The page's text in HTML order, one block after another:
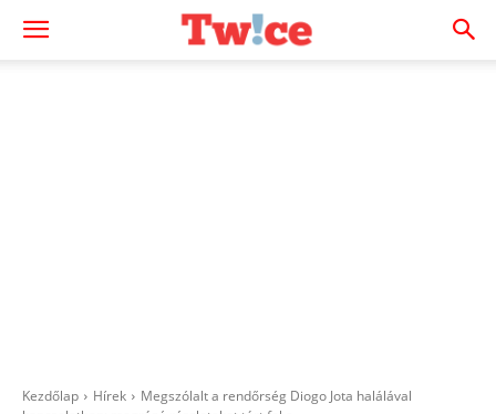
Kezdőlap Hírek
Megszólalt a rendőrség Diogo Jota halálával